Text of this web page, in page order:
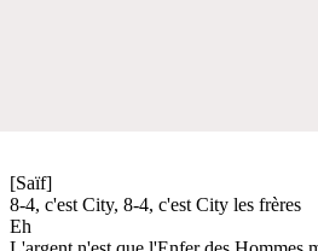
[Saïf]
8-4, c'est City, 8-4, c'est City les frères
Eh